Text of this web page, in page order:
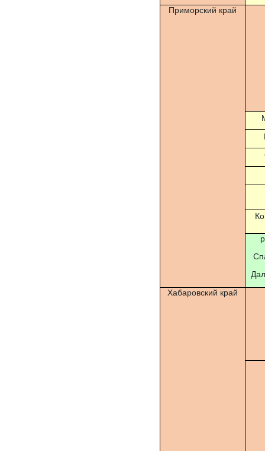
Приморский край
Хабаровский край